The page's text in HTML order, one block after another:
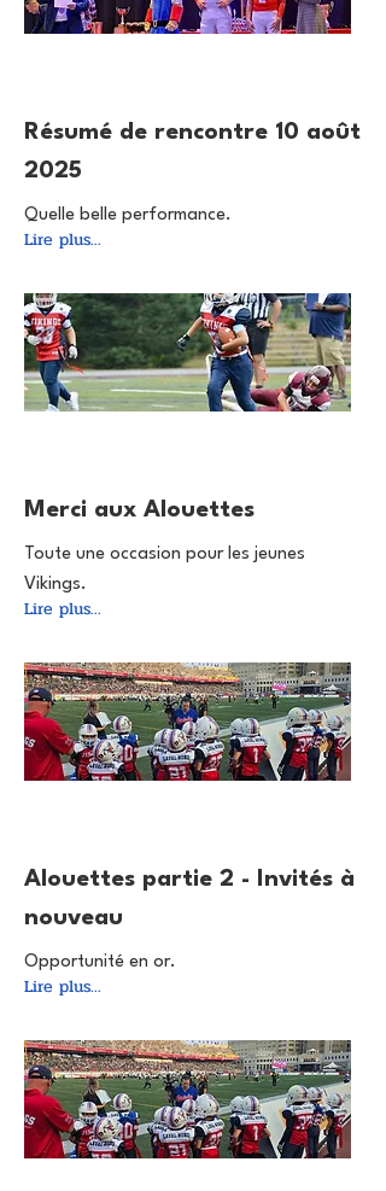
Résumé de rencontre 10 août
2025
Quelle belle performance.
Lire plus...
Merci aux Alouettes
Toute une occasion pour les jeunes
Vikings.
Lire plus...
Alouettes partie 2 - Invités à
nouveau
Opportunité en or.
Lire plus...